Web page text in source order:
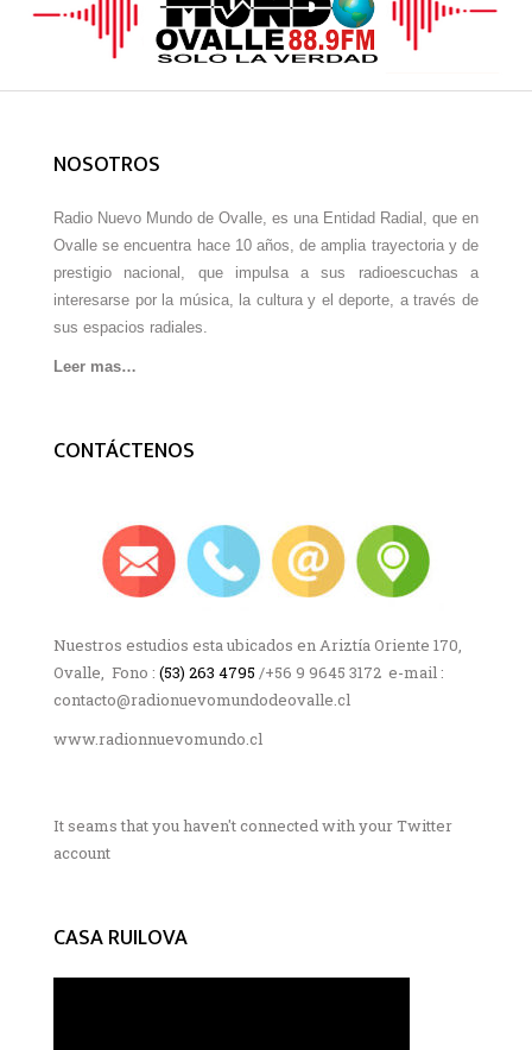
NOSOTROS
Radio Nuevo Mundo de Ovalle, es una Entidad Radial, que en
Ovalle se encuentra hace 10 años, de amplia trayectoria y de
prestigio nacional, que impulsa a sus radioescuchas a
interesarse por la música, la cultura y el deporte, a través de
sus espacios radiales.
Leer mas…
CONTÁCTENOS
Nuestros estudios esta ubicados en Ariztía Oriente 170,
Ovalle, Fono : (53) 263 4795 /+56 9 9645 3172 e-mail :
contacto@radionuevomundodeovalle.cl
www.radionnuevomundo.cl
It seams that you haven't connected with your Twitter
account
CASA RUILOVA